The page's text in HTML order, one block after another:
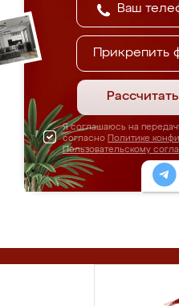
Прикрепить
Я соглашаюсь на
согласно Политике
Пользовательскому